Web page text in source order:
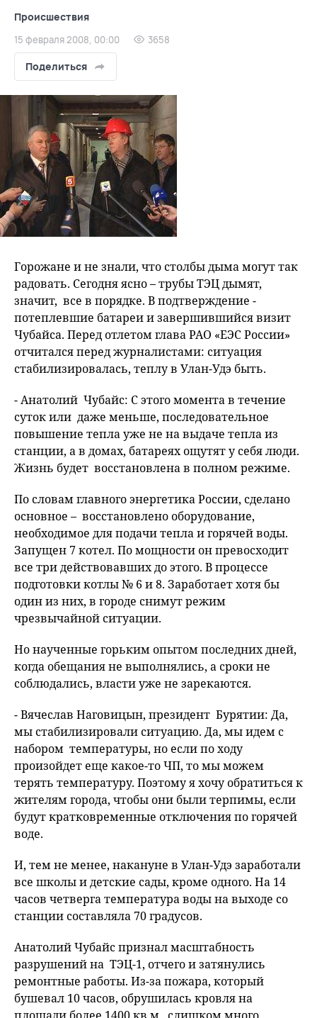
Происшествия
15 февраля 2008, 00:00 3658
Поделиться
Горожане и не знали, что столбы дыма могут так
радовать. Сегодня ясно – трубы ТЭЦ дымят,
значит, все в порядке. В подтверждение -
потеплевшие батареи и завершившийся визит
Чубайса. Перед отлетом глава РАО «ЕЭС России»
отчитался перед журналистами: ситуация
стабилизировалась, теплу в Улан-Удэ быть.
- Анатолий Чубайс: С этого момента в течение
суток или даже меньше, последовательное
повышение тепла уже не на выдаче тепла из
станции, а в домах, батареях ощутят у себя люди.
Жизнь будет восстановлена в полном режиме.
По словам главного энергетика России, сделано
основное – восстановлено оборудование,
необходимое для подачи тепла и горячей воды.
Запущен 7 котел. По мощности он превосходит
все три действовавших до этого. В процессе
подготовки котлы № 6 и 8. Заработает хотя бы
один из них, в городе снимут режим
чрезвычайной ситуации.
Но наученные горьким опытом последних дней,
когда обещания не выполнялись, а сроки не
соблюдались, власти уже не зарекаются.
- Вячеслав Наговицын, президент Бурятии: Да,
мы стабилизировали ситуацию. Да, мы идем с
набором температуры, но если по ходу
произойдет еще какое-то ЧП, то мы можем
терять температуру. Поэтому я хочу обратиться к
жителям города, чтобы они были терпимы, если
будут кратковременные отключения по горячей
воде.
И, тем не менее, накануне в Улан-Удэ заработали
все школы и детские сады, кроме одного. На 14
часов четверга температура воды на выходе со
станции составляла 70 градусов.
Анатолий Чубайс признал масштабность
разрушений на ТЭЦ-1, отчего и затянулись
ремонтные работы. Из-за пожара, который
бушевал 10 часов, обрушилась кровля на